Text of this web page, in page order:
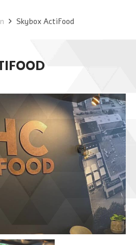
Skybox ActiFood